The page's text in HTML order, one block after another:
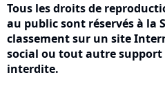
Tous les droits de
au public sont réservés à la
classement sur un site
social ou tout autre
interdite.